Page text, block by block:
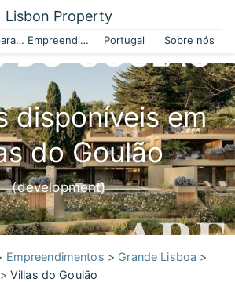
Lisbon Property
Casas para venda Empreendimentos Portugal Sobre nós
disponíveis em
do Goulão
(development)
Empreendimentos > Grande Lisboa >
> Villas do Goulão